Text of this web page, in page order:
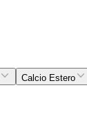
Calcio Estero